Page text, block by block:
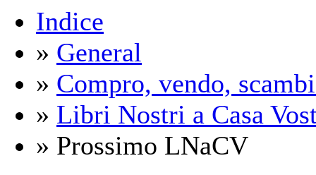
Indice
» General
» Compro, vendo,
» Libri Nostri a Casa
» Prossimo LNaCV